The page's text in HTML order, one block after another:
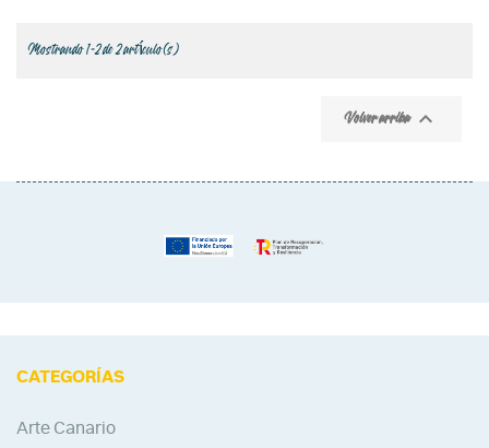
Mostrando 1-2 de 2 artículo(s)
Volver arriba 
CATEGORÍAS
Arte Canario